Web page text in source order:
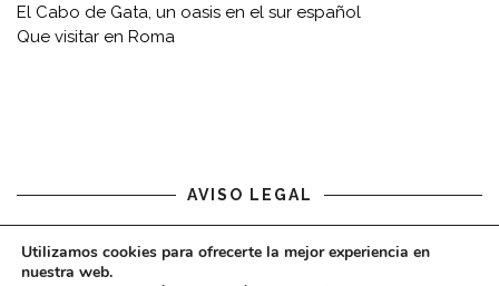
El Cabo de Gata, un oasis en el sur español
Que visitar en Roma
AVISO LEGAL
Aviso legal
Utilizamos cookies para ofrecerte la mejor experiencia en
nuestra web.